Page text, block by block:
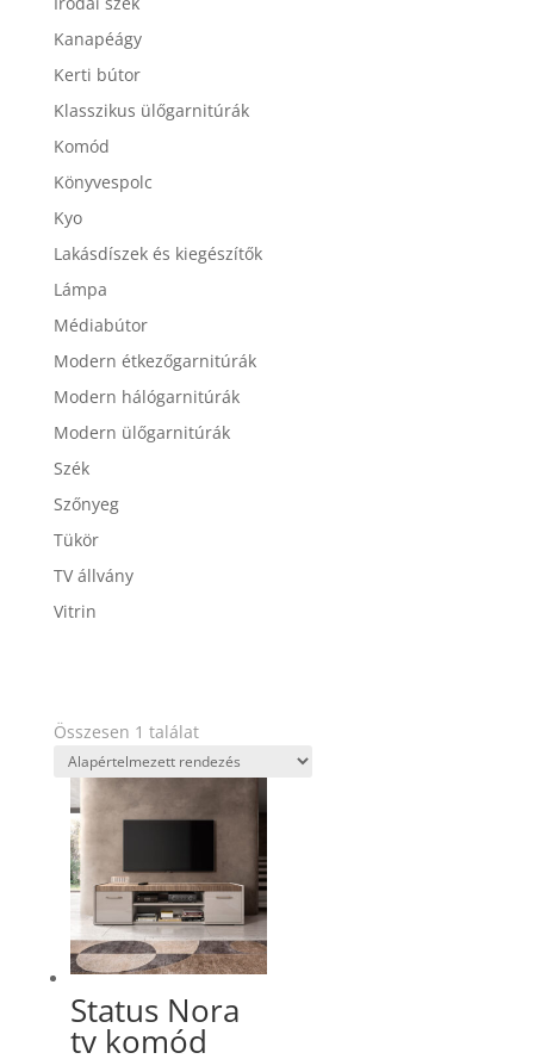
Kanapéágy
Kerti bútor
Klasszikus ülőgarnitúrák
Komód
Könyvespolc
Kyo
Lakásdíszek és kiegészítők
Lámpa
Médiabútor
Modern étkezőgarnitúrák
Modern hálógarnitúrák
Modern ülőgarnitúrák
Szék
Szőnyeg
Tükör
TV állvány
Vitrin
Összesen 1 találat
Status Nora
tv komód